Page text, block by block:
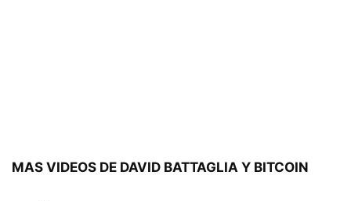
MAS VIDEOS DE DAVID BATTAGLIA Y BITCOIN